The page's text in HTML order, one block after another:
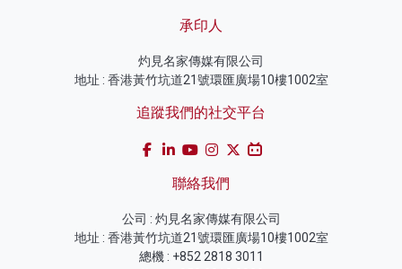
承印人
灼見名家傳媒有限公司
地址 : 香港黃竹坑道21號環匯廣場10樓1002室
追蹤我們的社交平台
聯絡我們
公司 : 灼見名家傳媒有限公司
地址 : 香港黃竹坑道21號環匯廣場10樓1002室
總機 : +852 2818 3011